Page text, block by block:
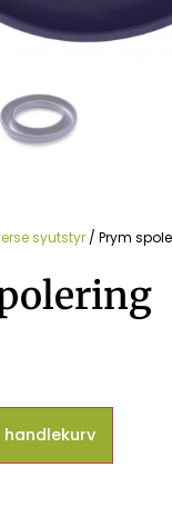
syutstyr / Prym
handlekurv